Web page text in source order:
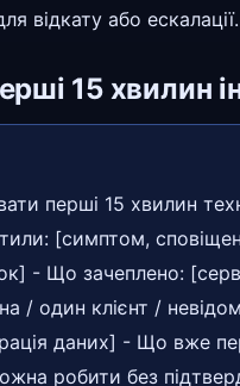
відкату або ескалації.
15 хвилин
перші 15 хвилин
[симптом,
- Що зачеплено:
/ один клієнт /
даних] - Що вже
робити без